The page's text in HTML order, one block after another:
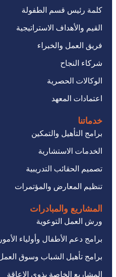
كلمة رئيس قسم الطفولة
القيم والأهداف الاستراتيجية
فريق العمل والخبراء
شركاء النجاح
الوكالات الحصرية
اعتمادات المعهد
خدماتنا
برامج التأهيل والتمكين
الخدمات الاستشارية
تصميم الحقائب التدريبية
تنظيم المعارض والمؤتمرات
المشاريع والمبادرات
ورش العمل التوعوية
برامج دعم الأطفال وأولياء الأمور
برامج تأهيل الشباب وسوق
المشاريع الخاصة بذوي الإعاقة